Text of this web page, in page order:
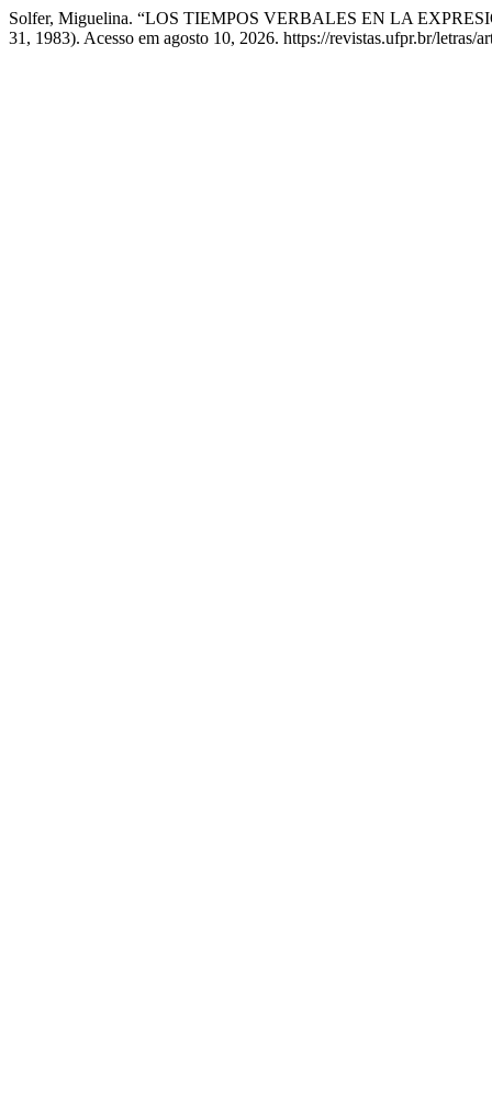
Solfer, Miguelina. “LOS TIEMPOS VERBALES EN LA
31, 1983). Acesso em agosto 10, 2026. https://revistas.ufpr.br/letras/